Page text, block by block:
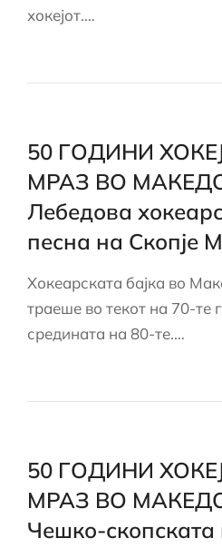
хокејот.…
50 ГОДИНИ
МРАЗ ВО
Лебедова
песна на Скопје
Хокеарската бајка во
траеше во текот на 70-те
средината на 80-те.…
50 ГОДИНИ
МРАЗ ВО
Чешко-